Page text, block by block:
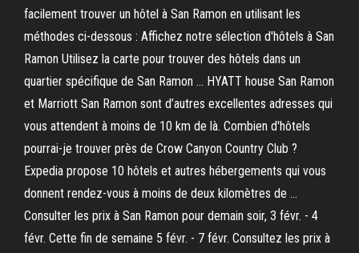
facilement trouver un hôtel à San Ramon en utilisant les
méthodes ci-dessous : Affichez notre sélection d'hôtels à San
Ramon Utilisez la carte pour trouver des hôtels dans un
quartier spécifique de San Ramon … HYATT house San Ramon
et Marriott San Ramon sont d’autres excellentes adresses qui
vous attendent à moins de 10 km de là. Combien d'hôtels
pourrai-je trouver près de Crow Canyon Country Club ?
Expedia propose 10 hôtels et autres hébergements qui vous
donnent rendez-vous à moins de deux kilomètres de …
Consulter les prix à San Ramon pour demain soir, 3 févr. - 4
févr. Cette fin de semaine 5 févr. - 7 févr. Consultez les prix à